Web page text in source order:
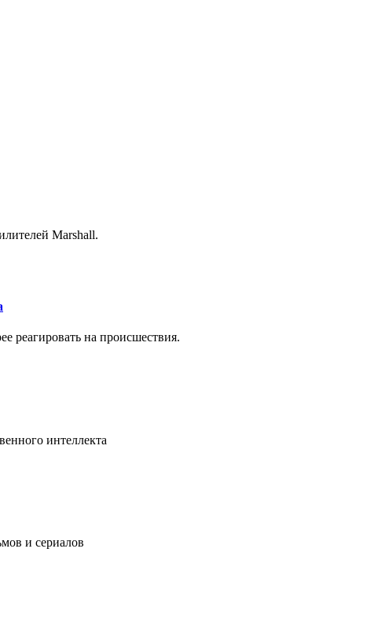
Marshall.
реагировать на происшествия.
интеллекта
и сериалов